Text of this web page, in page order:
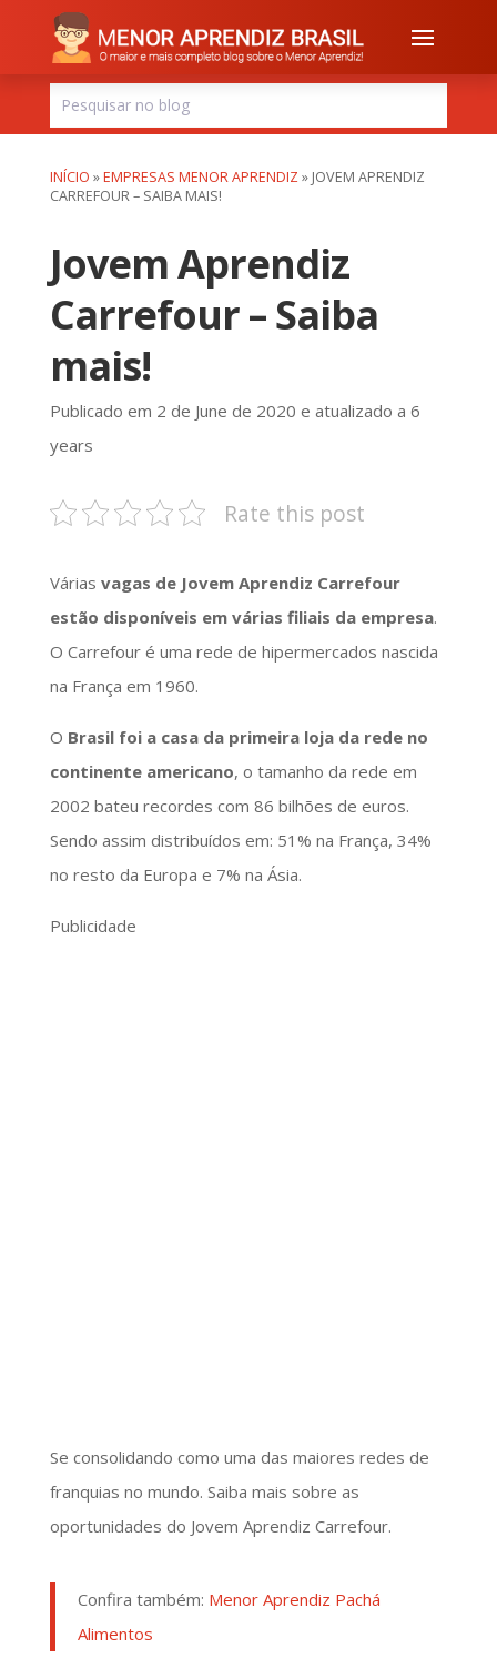
INÍCIO »EMPRESAS MENOR APRENDIZ» JOVEM APRENDIZ
CARREFOUR – SAIBA MAIS!
Jovem Aprendiz
Carrefour – Saiba
mais!
Publicado em 2 de June de 2020 e atualizado a 6
years
Rate this post
Várias vagas de Jovem Aprendiz Carrefour
estão disponíveis em várias filiais da empresa.
O Carrefour é uma rede de hipermercados nascida
na França em 1960.
O Brasil foi a casa da primeira loja da rede no
continente americano, o tamanho da rede em
2002 bateu recordes com 86 bilhões de euros.
Sendo assim distribuídos em: 51% na França, 34%
no resto da Europa e 7% na Ásia.
Publicidade
Se consolidando como uma das maiores redes de
franquias no mundo. Saiba mais sobre as
oportunidades do Jovem Aprendiz Carrefour.
Confira também: Menor Aprendiz Pachá
Alimentos